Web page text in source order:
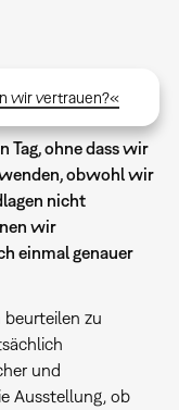
wir vertrauen?«
Tag, ohne dass wir
obwohl wir
nicht
wir
einmal genauer
zu
und
Ausstellung, ob